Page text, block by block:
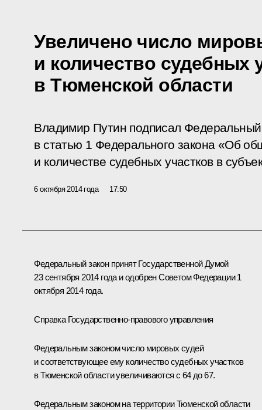
Увеличено число
и количество судебных
в Тюменской области
Владимир Путин подписал
в статью 1 Федерального закона «Об
и количестве судебных участков в
6 октября 2014 года 17:50
Федеральный закон принят Государственной Думой
23 сентября 2014 года и одобрен Советом Федерации 1
октября 2014 года.
Справка Государственно-правового управления
Федеральным законом число мировых судей
и соответствующее ему количество судебных участков
в Тюменской области увеличиваются с 64 до 67.
Федеральным законом на территории Тюменской области